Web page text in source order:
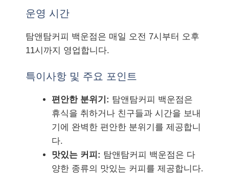
운영 시간
탐앤탐커피 백운점은 매일 오전 7시부터 오후
11시까지 영업합니다.
특이사항 및 주요 포인트
편안한 분위기: 탐앤탐커피 백운점은
휴식을 취하거나 친구들과 시간을 보내
기에 완벽한 편안한 분위기를 제공합니
다.
맛있는 커피: 탐앤탐커피 백운점은 다
양한 종류의 맛있는 커피를 제공합니다.